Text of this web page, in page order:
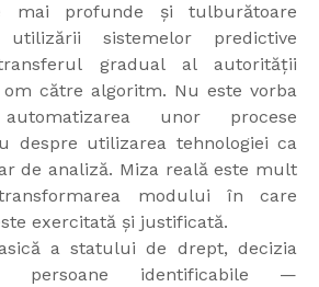
mai profunde și tulburătoare
sistemelor predictive
gradual al autorității
către algoritm. Nu este vorba
unor procese
despre utilizarea tehnologiei ca
de analiză. Miza reală este mult
modului în care
exercitată și justificată.
a statului de drept, decizia
persoane identificabile —